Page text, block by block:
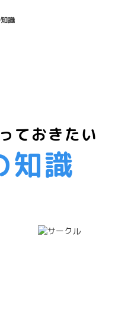
識
ておきたい
知識